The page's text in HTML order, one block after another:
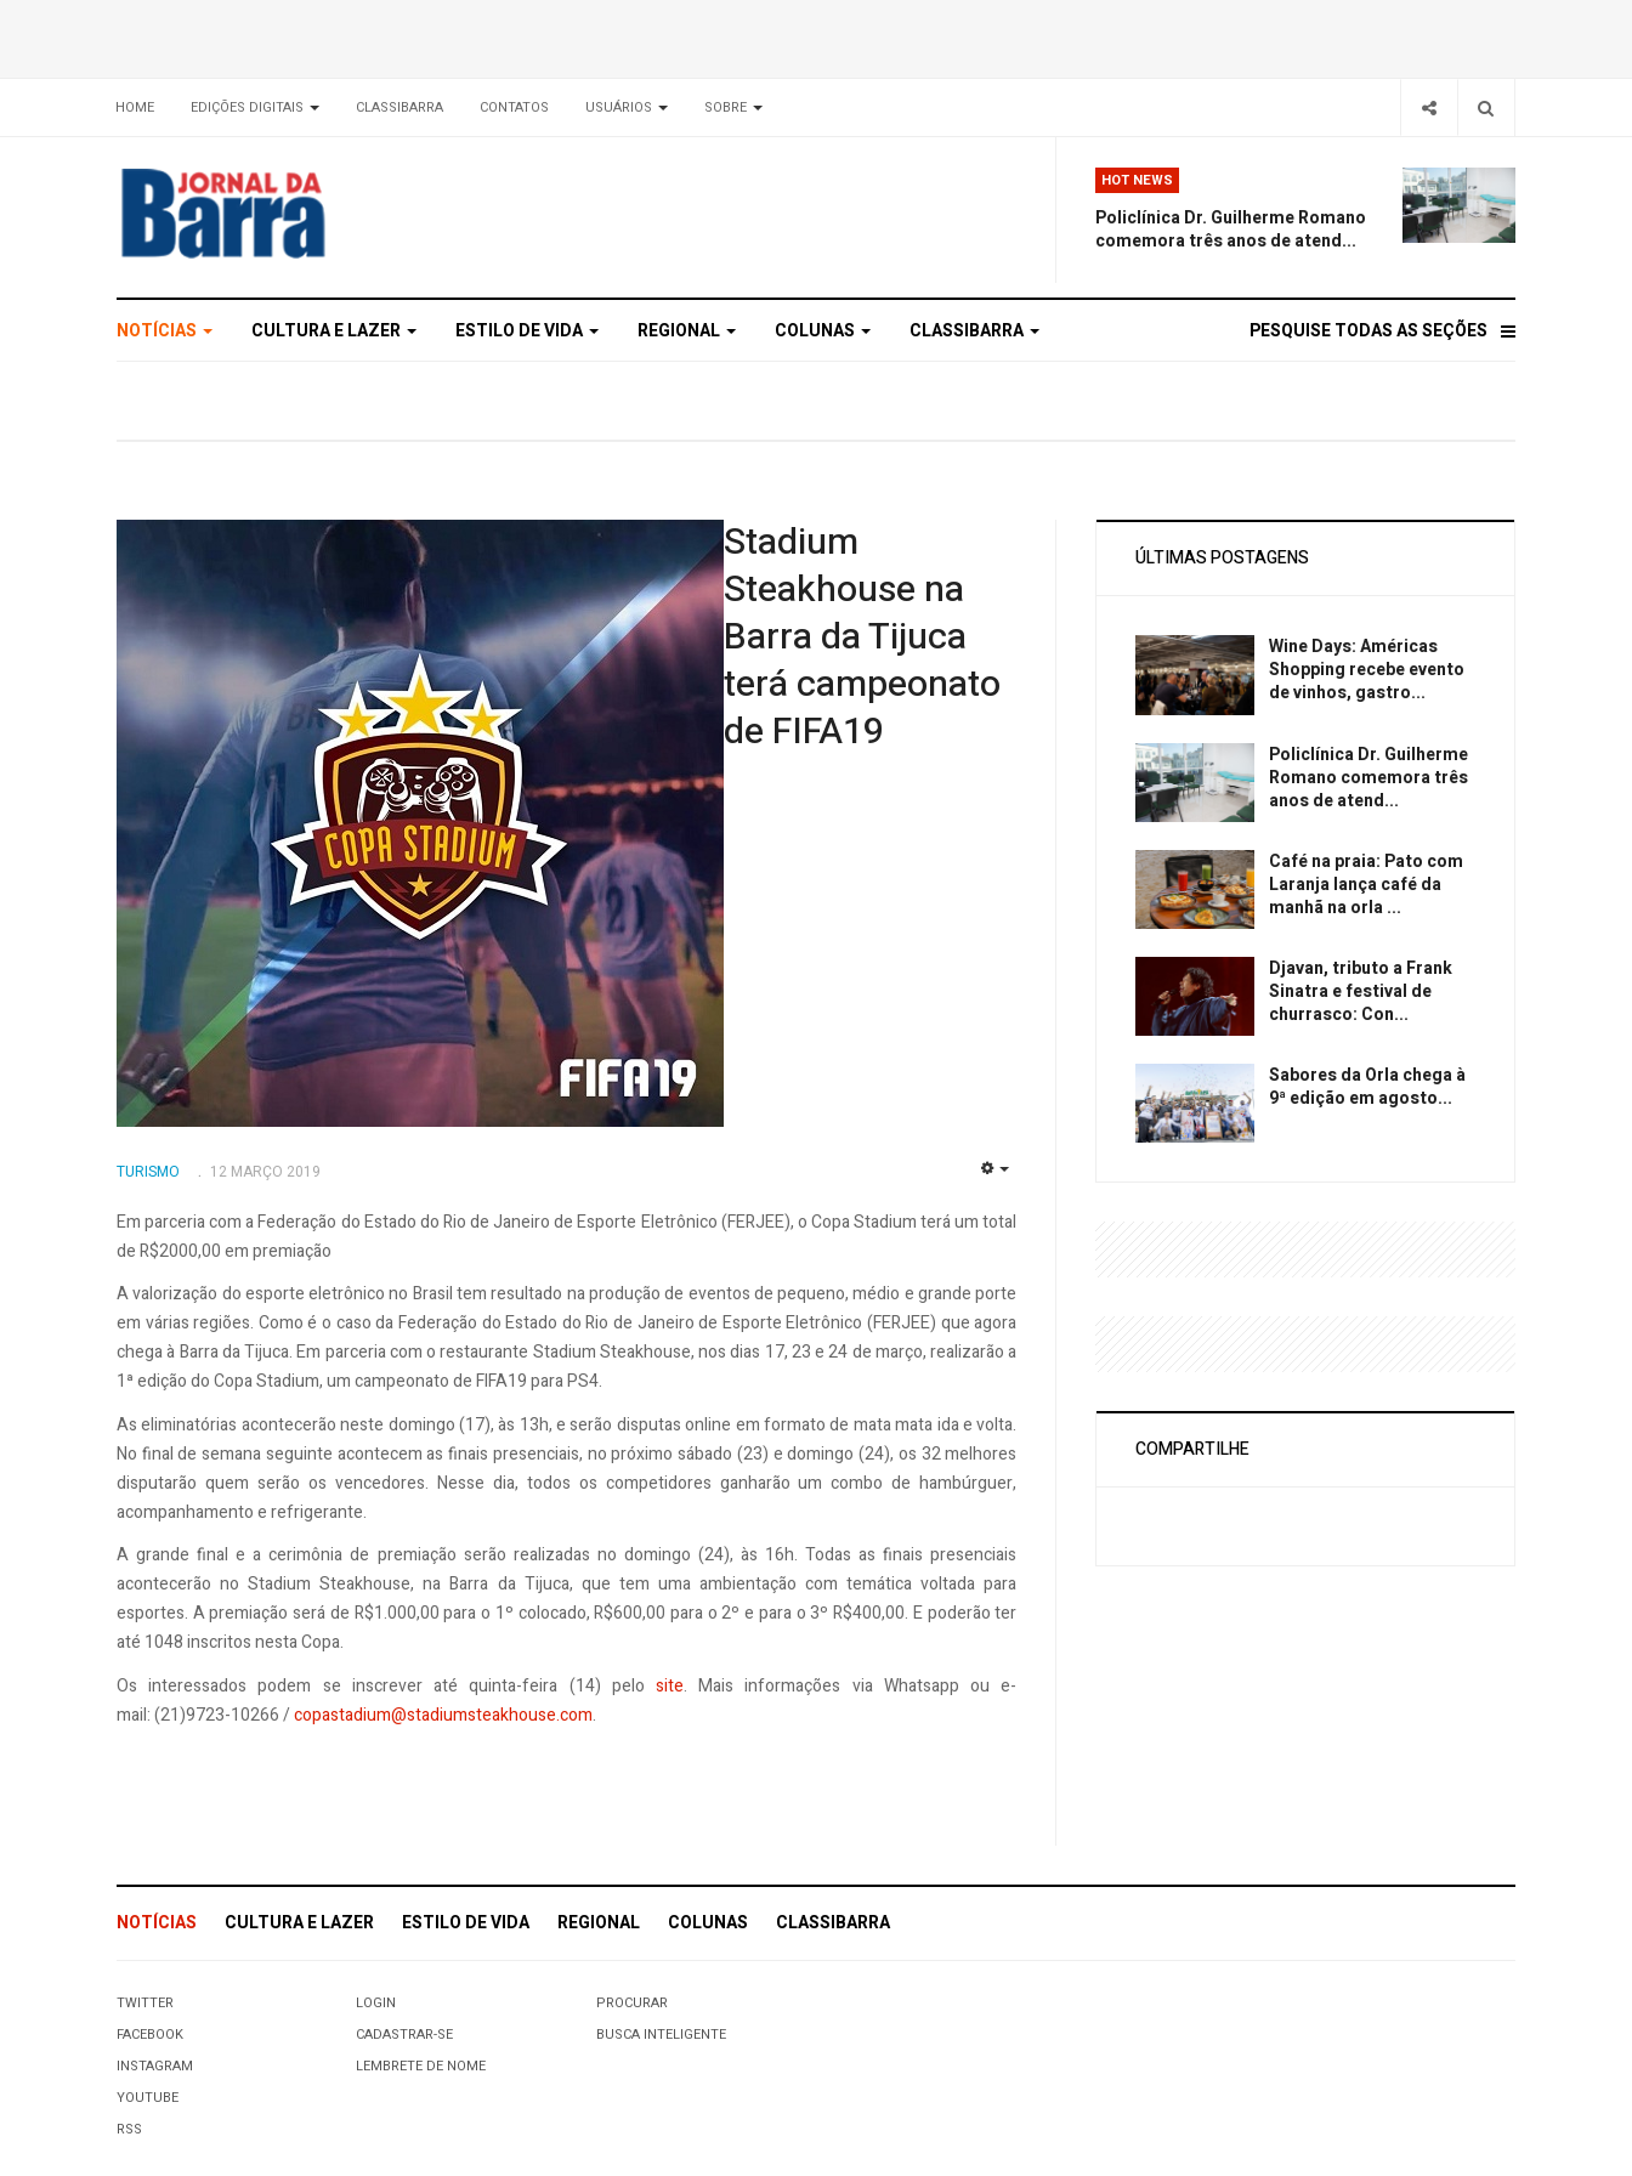
HOME EDIÇÕES DIGITAIS CLASSIBARRA CONTATOS USUÁRIOS SOBRE
HOT NEWS
Policlínica Dr. Guilherme Romano
comemora três anos de atend...
NOTÍCIAS CULTURA E LAZER ESTILO DE VIDA REGIONAL COLUNAS CLASSIBARRA PESQUISE TODAS AS SEÇÕES
Stadium
Steakhouse na
Barra da Tijuca
terá campeonato
de FIFA19
TURISMO 12 MARÇO 2019
Em parceria com a Federação do Estado do Rio de Janeiro de Esporte Eletrônico (FERJEE), o Copa Stadium terá um total
de R$2000,00 em premiação
A valorização do esporte eletrônico no Brasil tem resultado na produção de eventos de pequeno, médio e grande porte
em várias regiões. Como é o caso da Federação do Estado do Rio de Janeiro de Esporte Eletrônico (FERJEE) que agora
chega à Barra da Tijuca. Em parceria com o restaurante Stadium Steakhouse, nos dias 17, 23 e 24 de março, realizarão a
1ª edição do Copa Stadium, um campeonato de FIFA19 para PS4.
As eliminatórias acontecerão neste domingo (17), às 13h, e serão disputas online em formato de mata mata ida e volta.
No final de semana seguinte acontecem as finais presenciais, no próximo sábado (23) e domingo (24), os 32 melhores
disputarão quem serão os vencedores. Nesse dia, todos os competidores ganharão um combo de hambúrguer,
acompanhamento e refrigerante.
A grande final e a cerimônia de premiação serão realizadas no domingo (24), às 16h. Todas as finais presenciais
acontecerão no Stadium Steakhouse, na Barra da Tijuca, que tem uma ambientação com temática voltada para
esportes. A premiação será de R$1.000,00 para o 1º colocado, R$600,00 para o 2º e para o 3º R$400,00. E poderão ter
até 1048 inscritos nesta Copa.
Os interessados podem se inscrever até quinta-feira (14) pelo site. Mais informações via Whatsapp ou e-
mail: (21)9723-10266 /copastadium@stadiumsteakhouse.com.
ÚLTIMAS POSTAGENS
Wine Days: Américas
Shopping recebe evento
de vinhos, gastro...
Policlínica Dr. Guilherme
Romano comemora três
anos de atend...
Café na praia: Pato com
Laranja lança café da
manhã na orla ...
Djavan, tributo a Frank
Sinatra e festival de
churrasco: Con...
Sabores da Orla chega à
9ª edição em agosto...
COMPARTILHE
NOTÍCIAS CULTURA E LAZER ESTILO DE VIDA REGIONAL COLUNAS CLASSIBARRA
TWITTER
FACEBOOK
INSTAGRAM
YOUTUBE
RSS
LOGIN
CADASTRAR-SE
LEMBRETE DE NOME
PROCURAR
BUSCA INTELIGENTE